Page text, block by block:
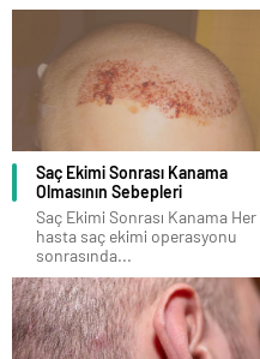
Saç Ekimi Sonrası Kanama
Olmasının Sebepleri
Saç Ekimi Sonrası Kanama Her
hasta saç ekimi operasyonu
sonrasında...